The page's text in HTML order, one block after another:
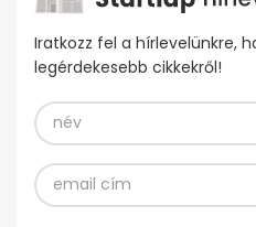
Iratkozz fel a hírlevelünkre,
legérdekesebb cikkekről!